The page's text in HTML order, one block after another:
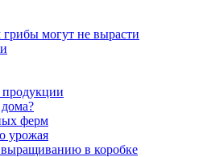
могут не вырасти
ферм
урожая
в коробке